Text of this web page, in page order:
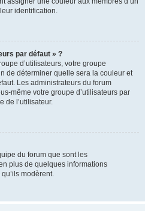
identification.
par défaut » ?
d’utilisateurs, votre groupe
de déterminer quelle sera la couleur et
Les administrateurs du forum
même votre groupe d’utilisateurs par
de l’utilisateur.
du forum que sont les
plus de quelques informations
modèrent.